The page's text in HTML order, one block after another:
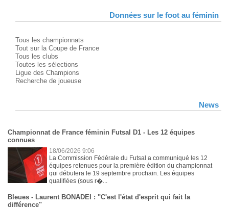
Données sur le foot au féminin
Tous les championnats
Tout sur la Coupe de France
Tous les clubs
Toutes les sélections
Ligue des Champions
Recherche de joueuse
News
Championnat de France féminin Futsal D1 - Les 12 équipes
connues
18/06/2026 9:06
La Commission Fédérale du Futsal a communiqué les 12
équipes retenues pour la première édition du championnat
qui débutera le 19 septembre prochain. Les équipes
qualifiées (sous r�...
Bleues - Laurent BONADEI : "C'est l'état d'esprit qui fait la
différence"